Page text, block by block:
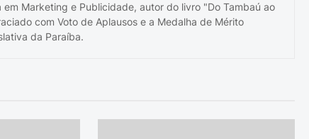
Marketing e Publicidade, autor do livro "Do Tambaú ao
com Voto de Aplausos e a Medalha de Mérito
da Paraíba.